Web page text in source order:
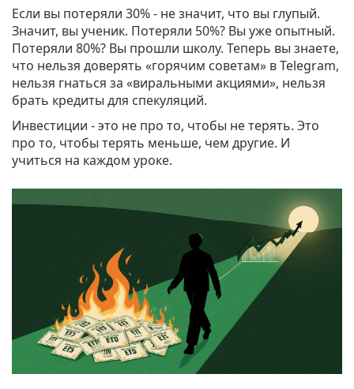
Если вы потеряли 30% - не значит, что вы глупый.
Значит, вы ученик. Потеряли 50%? Вы уже опытный.
Потеряли 80%? Вы прошли школу. Теперь вы знаете,
что нельзя доверять «горячим советам» в Telegram,
нельзя гнаться за «виральными акциями», нельзя
брать кредиты для спекуляций.
Инвестиции - это не про то, чтобы не терять. Это
про то, чтобы терять меньше, чем другие. И
учиться на каждом уроке.